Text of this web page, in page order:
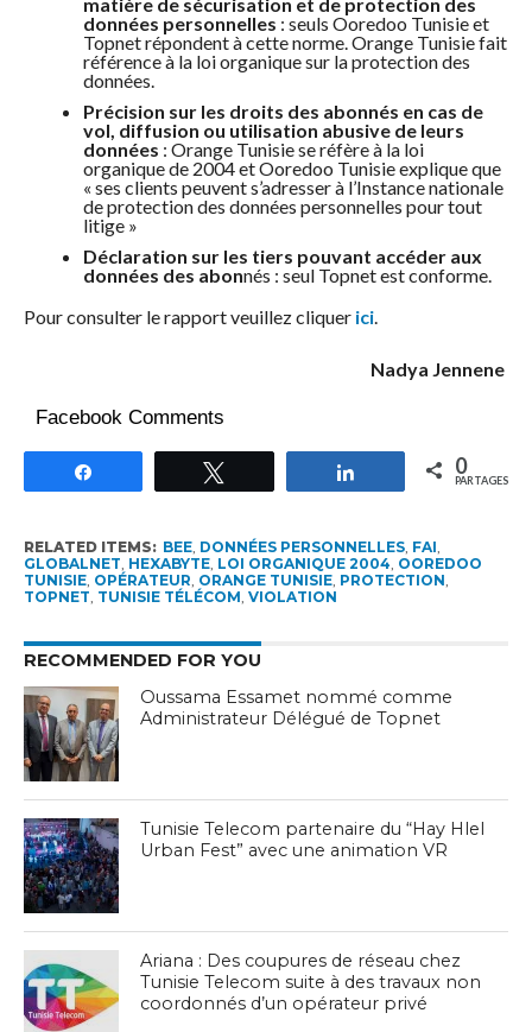
matière de sécurisation et de protection des
données personnelles : seuls Ooredoo Tunisie et
Topnet répondent à cette norme. Orange Tunisie fait
référence à la loi organique sur la protection des
données.
Précision sur les droits des abonnés en cas de
vol, diffusion ou utilisation abusive de leurs
données : Orange Tunisie se réfère à la loi
organique de 2004 et Ooredoo Tunisie explique que
« ses clients peuvent s’adresser à l’Instance nationale
de protection des données personnelles pour tout
litige »
Déclaration sur les tiers pouvant accéder aux
données des abonnés : seul Topnet est conforme.
Pour consulter le rapport veuillez cliquer ici.
Nadya Jennene
Facebook Comments
Partagez 0
PARTAGES
RELATED ITEMS: BEE, DONNÉES PERSONNELLES, FAI,
GLOBALNET, HEXABYTE, LOI ORGANIQUE 2004, OOREDOO
TUNISIE, OPÉRATEUR, ORANGE TUNISIE, PROTECTION,
TOPNET, TUNISIE TÉLÉCOM, VIOLATION
RECOMMENDED FOR YOU
Oussama Essamet nommé comme
Administrateur Délégué de Topnet
Tunisie Telecom partenaire du “Hay Hlel
Urban Fest” avec une animation VR
Ariana : Des coupures de réseau chez
Tunisie Telecom suite à des travaux non
coordonnés d’un opérateur privé